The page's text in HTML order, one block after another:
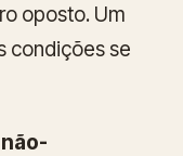
oposto. Um
condições se